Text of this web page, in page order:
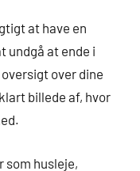
at have en
undgå at ende i
over dine
billede af, hvor
som husleje,